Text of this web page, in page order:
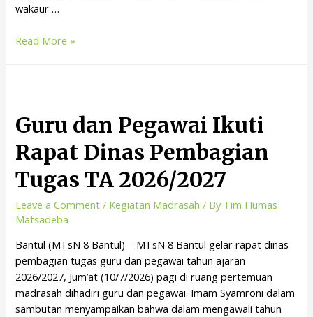
wakaur …
Read More »
Guru dan Pegawai Ikuti
Rapat Dinas Pembagian
Tugas TA 2026/2027
Leave a Comment / Kegiatan Madrasah / By Tim Humas
Matsadeba
Bantul (MTsN 8 Bantul) – MTsN 8 Bantul gelar rapat dinas
pembagian tugas guru dan pegawai tahun ajaran
2026/2027, Jum’at (10/7/2026) pagi di ruang pertemuan
madrasah dihadiri guru dan pegawai. Imam Syamroni dalam
sambutan menyampaikan bahwa dalam mengawali tahun